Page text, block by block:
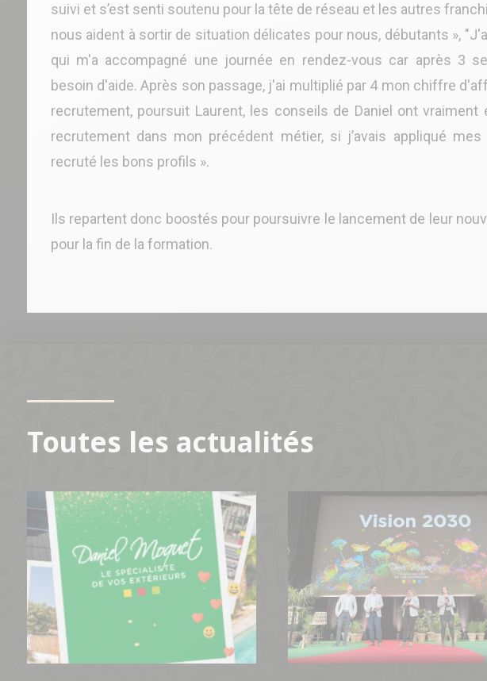
suivi et s’est senti soutenu pour la tête de réseau et les autres
nous aident à sortir de situation délicates pour nous, débutants »,
qui m'a accompagné une journée en rendez-vous car après 3
besoin d'aide. Après son passage, j'ai multiplié par 4 mon chiffre
recrutement, poursuit Laurent, les conseils de Daniel ont
recrutement dans mon précédent métier, si j’avais appliqué
recruté les bons profils ».
Ils repartent donc boostés pour poursuivre le lancement de leur
pour la fin de la formation.
Toutes les actualités